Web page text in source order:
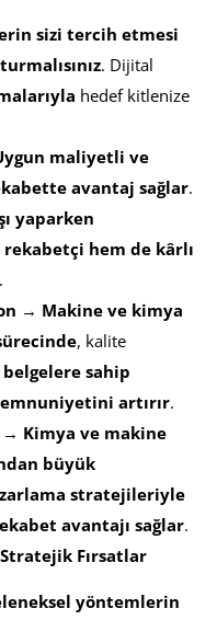
sizi tercih etmesi
. Dijital
hedef kitlenize
maliyetli ve
avantaj sağlar.
yaparken
hem de kârlı
.
→ Makine ve kimya
, kalite
sahip
artırır.
→ Kimya ve makine
büyük
stratejileriyle
avantajı sağlar.
Fırsatlar
yöntemlerin